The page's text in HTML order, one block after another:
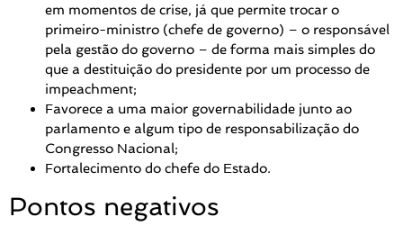
em momentos de crise, já que permite trocar o
primeiro-ministro (chefe de governo) – o responsável
pela gestão do governo – de forma mais simples do
que a destituição do presidente por um processo de
impeachment;
Favorece a uma maior governabilidade junto ao
parlamento e algum tipo de responsabilização do
Congresso Nacional;
Fortalecimento do chefe do Estado.
Pontos negativos